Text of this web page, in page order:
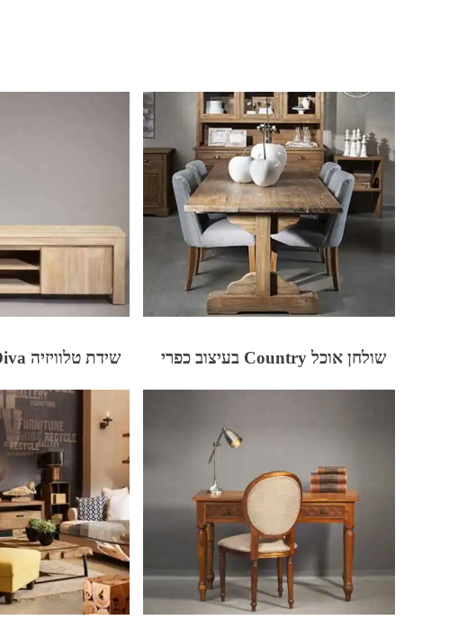
שולחן אוכל Country בעיצוב כפרי שידת טלוויזיה Diva